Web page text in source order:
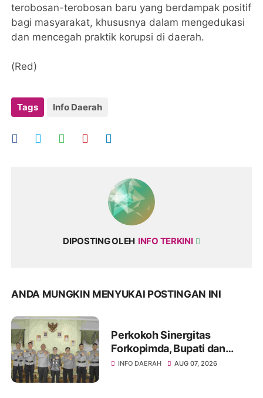
terobosan-terobosan baru yang berdampak positif
bagi masyarakat, khususnya dalam mengedukasi
dan mencegah praktik korupsi di daerah.
(Red)
Tags Info Daerah
DIPOSTING OLEH INFO TERKINI
ANDA MUNGKIN MENYUKAI POSTINGAN INI
Perkokoh Sinergitas
Forkopimda, Bupati dan
Kapolres Soppeng Bahas
INFO DAERAH AUG 07, 2026